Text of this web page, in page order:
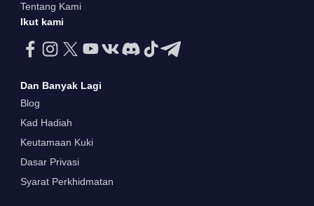
Tentang Kami
Ikut kami
Dan Banyak Lagi
Blog
Kad Hadiah
Keutamaan Kuki
Dasar Privasi
Syarat Perkhidmatan